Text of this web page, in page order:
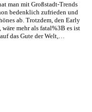
man mit Großstadt-Trends
bedenklich zufrieden und
ab. Trotzdem, den Early
mehr als fatal%3B es ist
das Gute der Welt,…